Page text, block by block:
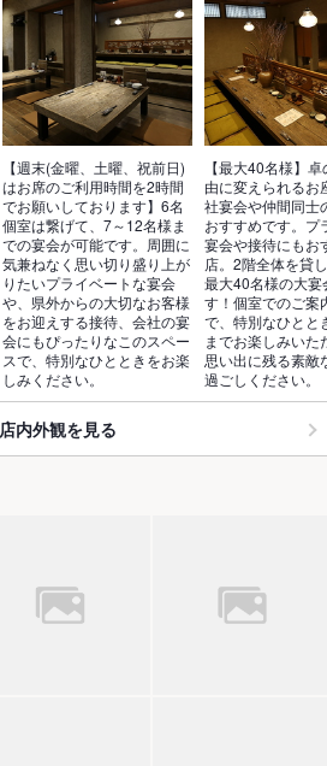
【週末(金曜、土曜、祝前日)
はお席のご利用時間を2時間
でお願いしております】6名
個室は繋げて、7～12名様ま
での宴会が可能です。周囲に
気兼ねなく思い切り盛り上が
りたいプライベートな宴会
や、県外からの大切なお客様
をお迎えする接待、会社の宴
会にもぴったりなこのスペー
スで、特別なひとときをお楽
しみください。
【最大40名様】
由に変えられるお
社宴会や仲間同士
おすすめです。プ
宴会や接待にもお
店。2階全体を貸
最大40名様の大宴
す！個室でのご案
で、特別なひとと
までお楽しみいた
思い出に残る素敵
過ごしください。
店内外観を見る